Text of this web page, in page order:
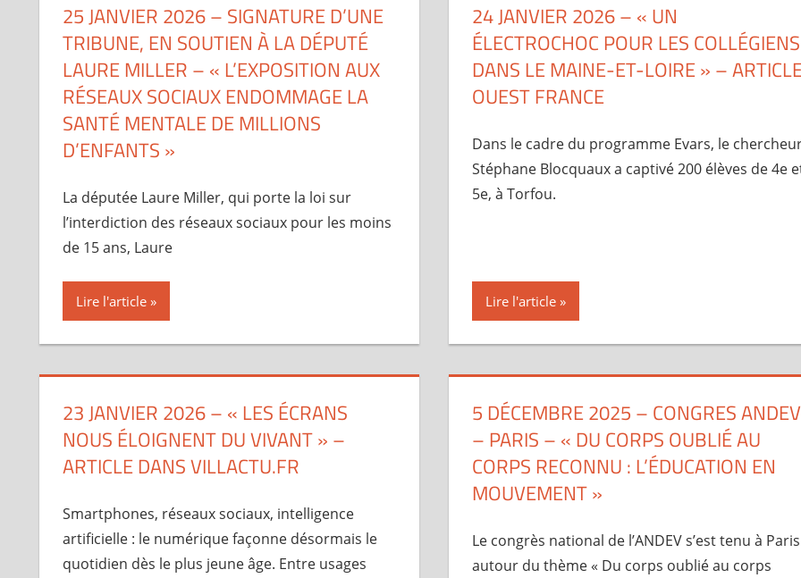
25 JANVIER 2026 – SIGNATURE D’UNE
TRIBUNE, EN SOUTIEN À LA DÉPUTÉ
LAURE MILLER – « L’EXPOSITION AUX
RÉSEAUX SOCIAUX ENDOMMAGE LA
SANTÉ MENTALE DE MILLIONS
D’ENFANTS »
La députée Laure Miller, qui porte la loi sur
l’interdiction des réseaux sociaux pour les moins
de 15 ans, Laure
Lire l'article
24 JANVIER 2026 – « UN
ÉLECTROCHOC POUR LES COLLÉGIENS
DANS LE MAINE-ET-LOIRE » –
OUEST FRANCE
Dans le cadre du programme Evars, le
Stéphane Blocquaux a captivé 200 élèves de 4e
5e, à Torfou.
Lire l'article
23 JANVIER 2026 – « LES ÉCRANS
NOUS ÉLOIGNENT DU VIVANT » –
ARTICLE DANS VILLACTU.FR
Smartphones, réseaux sociaux, intelligence
artificielle : le numérique façonne désormais le
quotidien dès le plus jeune âge. Entre usages
5 DÉCEMBRE 2025 – CONGRES ANDEV
– PARIS – « DU CORPS OUBLIÉ AU
CORPS RECONNU : L’ÉDUCATION EN
MOUVEMENT »
Le congrès national de l’ANDEV s’est tenu à Paris
autour du thème « Du corps oublié au corps